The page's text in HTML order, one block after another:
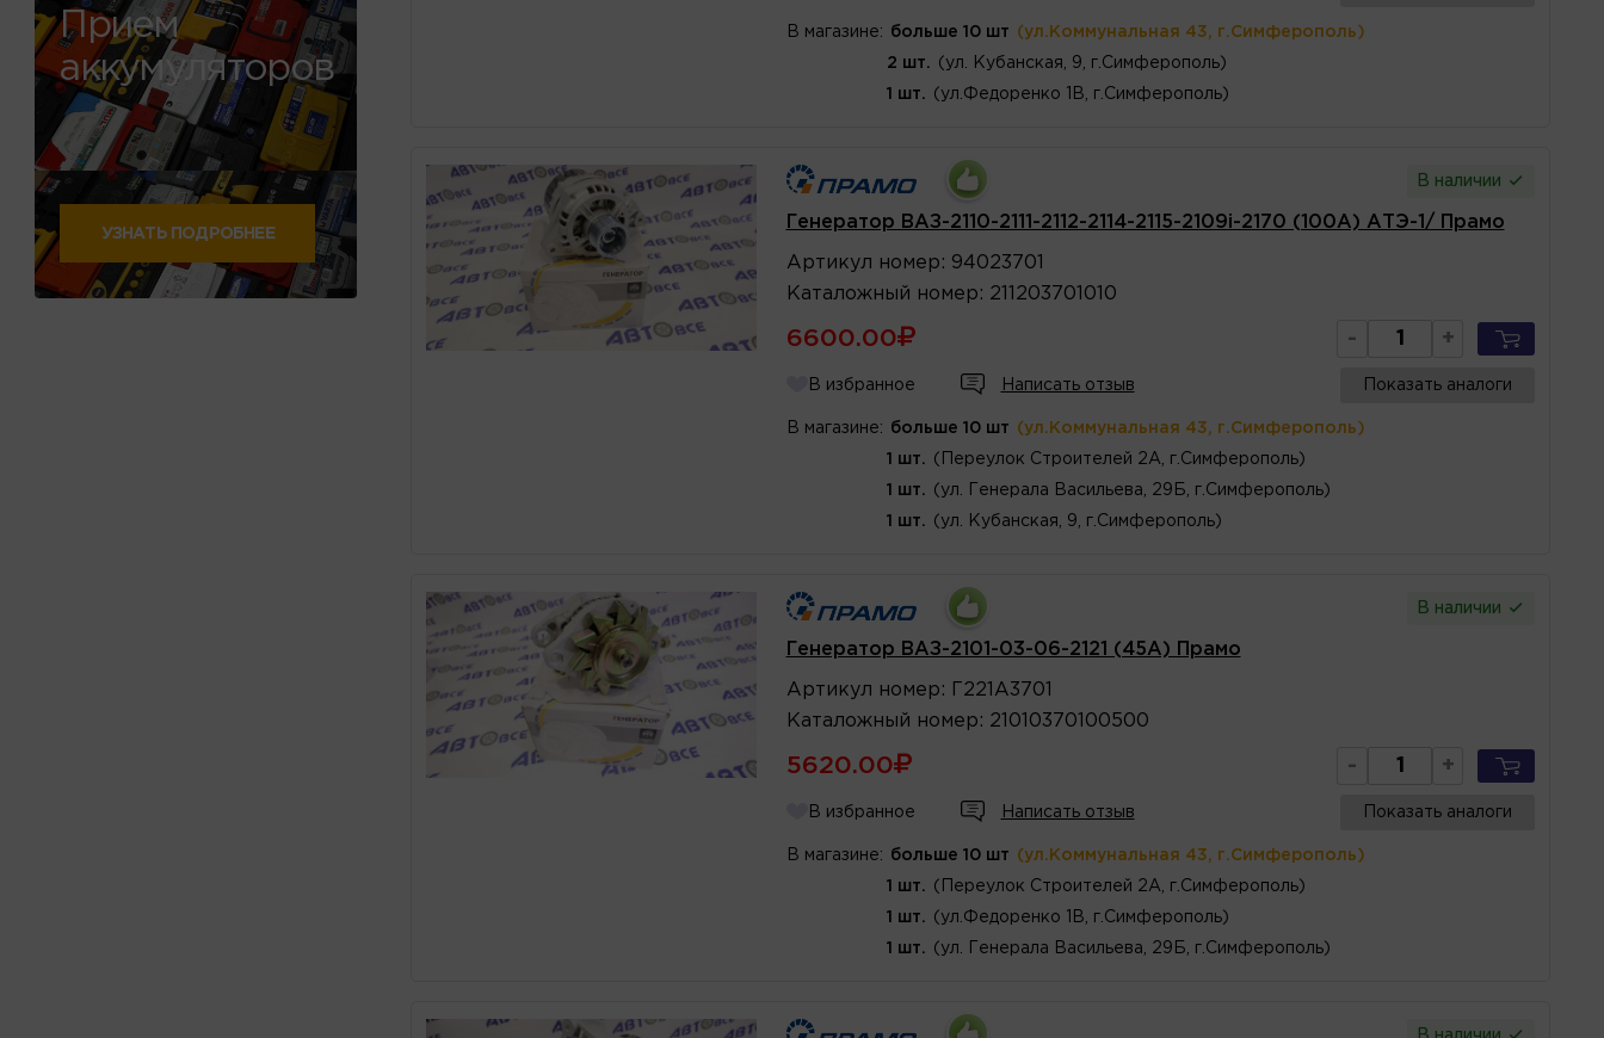
Прием
аккумуляторов
УЗНАТЬ ПОДРОБНЕЕ
В магазине: больше 10 шт (ул.Коммунальная 43, г.Симферополь)
2 шт. (ул. Кубанская, 9, г.Симферополь)
1 шт. (ул.Федоренко 1В, г.Симферополь)
В наличии
Генератор ВАЗ-2110-2111-2112-2114-2115-2109i-2170 (100A) АТЭ-1/ Прамо
Артикул номер : 94023701
Каталожный номер : 211203701010
6600.00 - +
В избранное Написать отзыв Показать аналоги
В магазине: больше 10 шт (ул.Коммунальная 43, г.Симферополь)
1 шт. (Переулок Строителей 2А, г.Симферополь)
1 шт. (ул. Генерала Васильева, 29Б, г.Симферополь)
1 шт. (ул. Кубанская, 9, г.Симферополь)
В наличии
Генератор ВАЗ-2101-03-06-2121 (45А) Прамо
Артикул номер :
Г221А3701
Каталожный номер : 21010370100500
5620.00 - +
В избранное Написать отзыв Показать аналоги
В магазине: больше 10 шт (ул.Коммунальная 43, г.Симферополь)
1 шт. (Переулок Строителей 2А, г.Симферополь)
1 шт. (ул.Федоренко 1В, г.Симферополь)
1 шт. (ул. Генерала Васильева, 29Б, г.Симферополь)